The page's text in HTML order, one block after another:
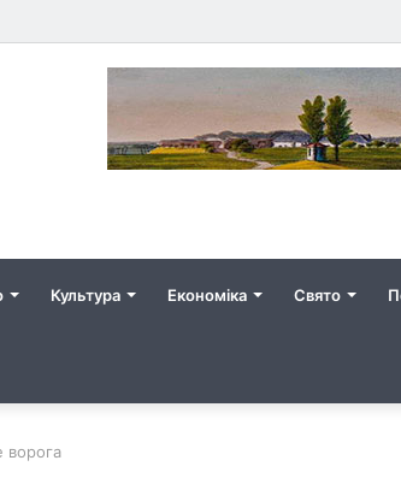
Культура Економіка Свято
ворога